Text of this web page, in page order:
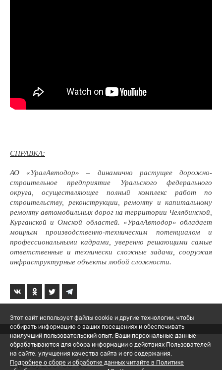
СПРАВКА:
АО «УралАвтодор» – динамично растущее дорожно-
строительное предприятие Уральского федерального
округа, осуществляющее полный комплекс работ по
строительству, реконструкции, ремонту и капитальному
ремонту автомобильных дорог на территории Челябинской,
Курганской и Омской областей. «УралАвтодор» обладает
мощным производственно-техническим потенциалом и
профессиональными кадрами, уверенно решающими самые
ответственные и технически сложные задачи, сооружая
инфраструктурные объекты любой сложности.
© 2026 Группа компаний «Новосибирскавтодор»
8 (800) 200-05-06
Этот сайт использует файлы cookie и другие технологии, чтобы
собирать информацию о ваших посещениях и обеспечивать
наилучший пользовательский опыт. Ваши персональные данные
обрабатываются для сбора информации о действиях Пользователей
на сайте, улучшения качества сайта и его содержания.
Подробнее о сборе и обработке данных читайте в Политике